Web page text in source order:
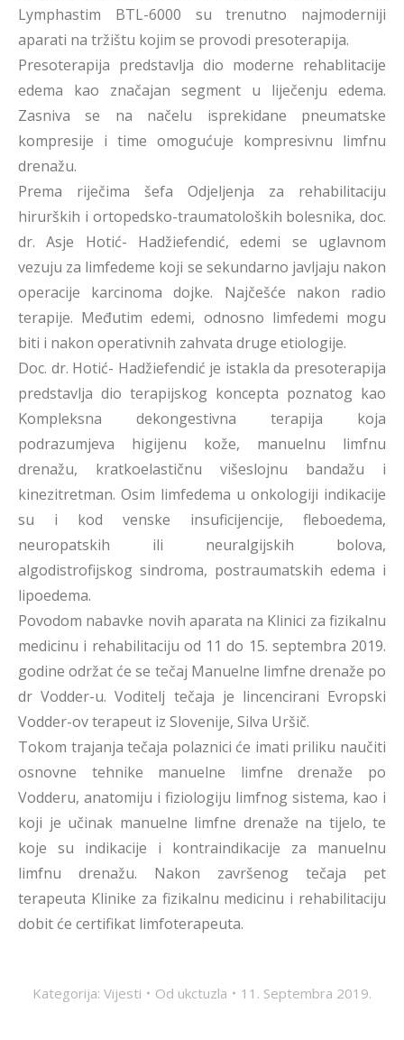
Lymphastim BTL-6000 su trenutno najmoderniji
aparati na tržištu kojim se provodi presoterapija.
Presoterapija predstavlja dio moderne rehablitacije
edema kao značajan segment u liječenju edema.
Zasniva se na načelu isprekidane pneumatske
kompresije i time omogućuje kompresivnu limfnu
drenažu.
Prema riječima šefa Odjeljenja za rehabilitaciju
hirurških i ortopedsko-traumatoloških bolesnika, doc.
dr. Asje Hotić- Hadžiefendić, edemi se uglavnom
vezuju za limfedeme koji se sekundarno javljaju nakon
operacije karcinoma dojke. Najčešće nakon radio
terapije. Međutim edemi, odnosno limfedemi mogu
biti i nakon operativnih zahvata druge etiologije.
Doc. dr. Hotić- Hadžiefendić je istakla da presoterapija
predstavlja dio terapijskog koncepta poznatog kao
Kompleksna dekongestivna terapija koja
podrazumjeva higijenu kože, manuelnu limfnu
drenažu, kratkoelastičnu višeslojnu bandažu i
kinezitretman. Osim limfedema u onkologiji indikacije
su i kod venske insuficijencije, fleboedema,
neuropatskih ili neuralgijskih bolova,
algodistrofijskog sindroma, postraumatskih edema i
lipoedema.
Povodom nabavke novih aparata na Klinici za fizikalnu
medicinu i rehabilitaciju od 11 do 15. septembra 2019.
godine održat će se tečaj Manuelne limfne drenaže po
dr Vodder-u. Voditelj tečaja je lincencirani Evropski
Vodder-ov terapeut iz Slovenije, Silva Uršič.
Tokom trajanja tečaja polaznici će imati priliku naučiti
osnovne tehnike manuelne limfne drenaže po
Vodderu, anatomiju i fiziologiju limfnog sistema, kao i
koji je učinak manuelne limfne drenaže na tijelo, te
koje su indikacije i kontraindikacije za manuelnu
limfnu drenažu. Nakon završenog tečaja pet
terapeuta Klinike za fizikalnu medicinu i rehabilitaciju
dobit će certifikat limfoterapeuta.
Kategorija: Vijesti Od ukctuzla 11. Septembra 2019.